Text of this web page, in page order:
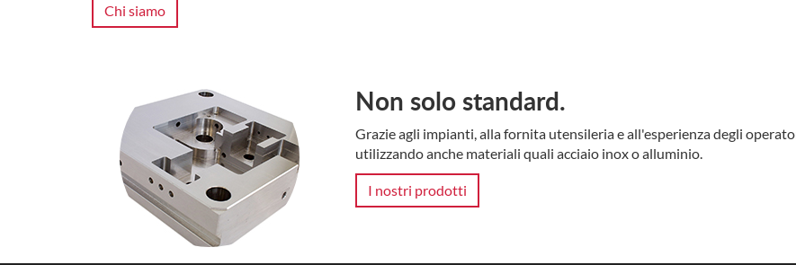
Chi siamo
Non solo standard.
Grazie agli impianti, alla fornita utensileria e all'esperienza degli
utilizzando anche materiali quali acciaio inox o alluminio.
I nostri prodotti